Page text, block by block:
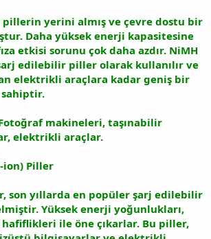
pillerin yerini almış ve çevre dostu bir
Daha yüksek enerji kapasitesine
etkisi sorunu çok daha azdır. NiMH
edilebilir piller olarak kullanılır ve
elektrikli araçlara kadar geniş bir
sahiptir.
makineleri, taşınabilir
elektrikli araçlar.
ion) Piller
son yıllarda en popüler şarj edilebilir
Yüksek enerji yoğunlukları,
ile öne çıkarlar. Bu piller,